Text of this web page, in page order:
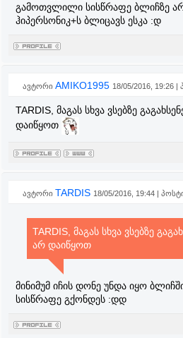
გამოთვლილი სისწრაფე ბლიჩზე არ
ჰიპერსონიკ+ს ბლიცავს ესკა :დ
ავტორი AMIKO1995 18/05/2016, 19:26 |
TARDIS, მაგას სხვა ვსებზე
დაიწყოთ
ავტორი TARDIS 18/05/2016, 19:44 |
TARDIS, მაგას სხვა ვსებზე
არ დაიწყოთ
მინიმუმ იჩის დონე უნდა იყო
სისწრაფე გქონდეს :დდ